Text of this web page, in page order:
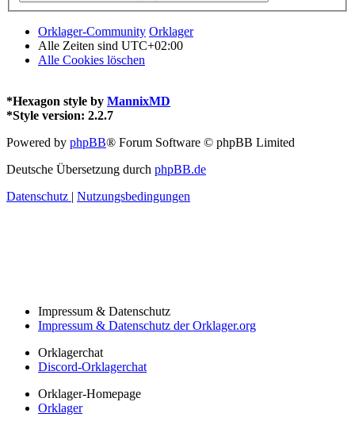
Orklager-Community Orklager
Alle Zeiten sind UTC+02:00
Alle Cookies löschen
*Hexagon style by MannixMD
*Style version: 2.2.7
Powered by phpBB® Forum Software © phpBB Limited
Deutsche Übersetzung durch phpBB.de
Datenschutz | Nutzungsbedingungen
Impressum & Datenschutz
Impressum & Datenschutz der Orklager.org
Orklagerchat
Discord-Orklagerchat
Orklager-Homepage
Orklager